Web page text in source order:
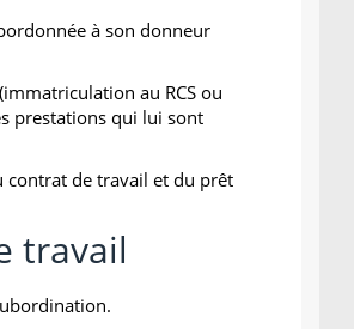
à son donneur
au RCS ou
prestations qui lui sont
contrat de travail et du prêt
travail